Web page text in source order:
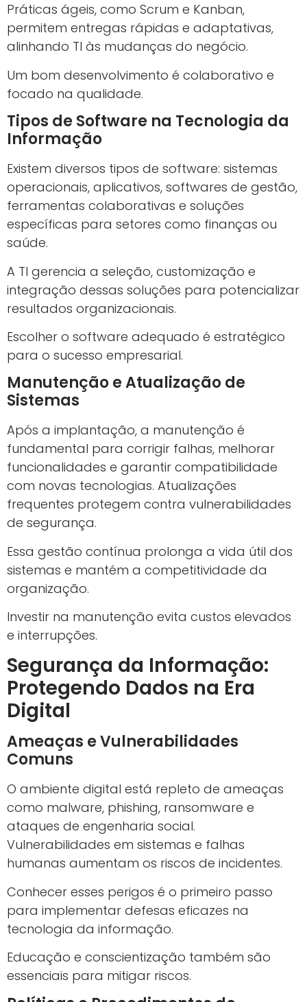
Práticas ágeis, como Scrum e Kanban,
permitem entregas rápidas e adaptativas,
alinhando TI às mudanças do negócio.
Um bom desenvolvimento é colaborativo e
focado na qualidade.
Tipos de Software na Tecnologia da
Informação
Existem diversos tipos de software: sistemas
operacionais, aplicativos, softwares de gestão,
ferramentas colaborativas e soluções
específicas para setores como finanças ou
saúde.
A TI gerencia a seleção, customização e
integração dessas soluções para potencializar
resultados organizacionais.
Escolher o software adequado é estratégico
para o sucesso empresarial.
Manutenção e Atualização de
Sistemas
Após a implantação, a manutenção é
fundamental para corrigir falhas, melhorar
funcionalidades e garantir compatibilidade
com novas tecnologias. Atualizações
frequentes protegem contra vulnerabilidades
de segurança.
Essa gestão contínua prolonga a vida útil dos
sistemas e mantém a competitividade da
organização.
Investir na manutenção evita custos elevados
e interrupções.
Segurança da Informação:
Protegendo Dados na Era
Digital
Ameaças e Vulnerabilidades
Comuns
O ambiente digital está repleto de ameaças
como malware, phishing, ransomware e
ataques de engenharia social.
Vulnerabilidades em sistemas e falhas
humanas aumentam os riscos de incidentes.
Conhecer esses perigos é o primeiro passo
para implementar defesas eficazes na
tecnologia da informação.
Educação e conscientização também são
essenciais para mitigar riscos.